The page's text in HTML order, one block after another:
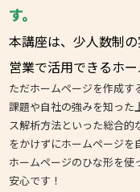
す。
本講座は、少人数制
営業で活用できるホー
ただホームページを作成す
課題や自社の強みを知った
ス解析方法といった総合
をかけずにホームページを
ホームページのひな形を使
安心です！